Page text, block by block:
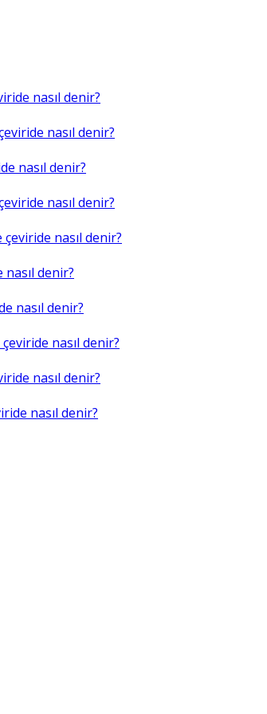
nasıl denir?
nasıl denir?
nasıl denir?
nasıl denir?
nasıl denir?
denir?
nasıl denir?
nasıl denir?
nasıl denir?
nasıl denir?